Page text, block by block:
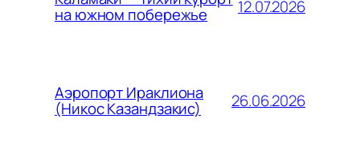
на южном побережье 12.07.2026
Аэропорт Ираклиона
(Никос Казандзакис) 26.06.2026